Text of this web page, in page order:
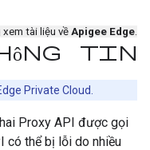
xem tài liệu về Apigee Edge.
tin
Private Cloud.
Proxy API được gọi
có thể bị lỗi do nhiều